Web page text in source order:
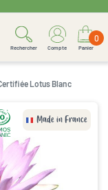
Rechercher Compte
0
Panier
Lotus Blanc
Made in France